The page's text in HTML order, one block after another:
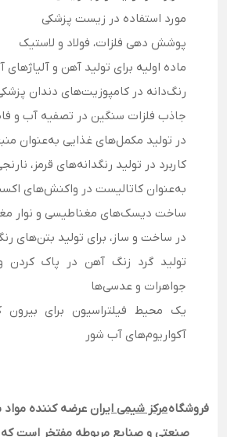
مورد استفاده در زیست پزشکی
پوشش دهی فلزات، فولاد و لاستیک
ماده اولیه برای تولید آهن و آلیاژهای
رنگ‌دانه در کامپوزیت‌های دندان
جاذب فلزات سنگین در تصفیه آب و
در تولید مکمل‌های غذایی به‌عنوان
کاربرد در تولید رنگدانه‌های قرمز،
به‌عنوان کاتالیست در واکنش‌های
ساخت دیسک‌های مغناطیسی و نوار
در ساخت و ساز، برای تولید بتن‌های
تولید گرد زنگ آهن در پاک کردن و
جواهرات و عدسی‌ها
یک محیط فیلتراسیون برای
آکواریوم‌های آب شور
فروشگاهمرکز شیمی ایران عرضه کننده مواد